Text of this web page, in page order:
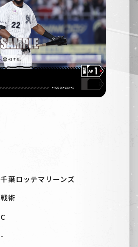
千葉ロッテマリーンズ
戦術
C
-